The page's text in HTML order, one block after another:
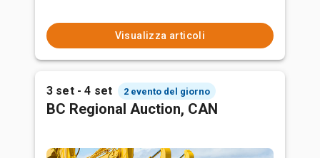
Visualizza articoli
3 set - 4 set 2 evento del giorno
BC Regional Auction, CAN